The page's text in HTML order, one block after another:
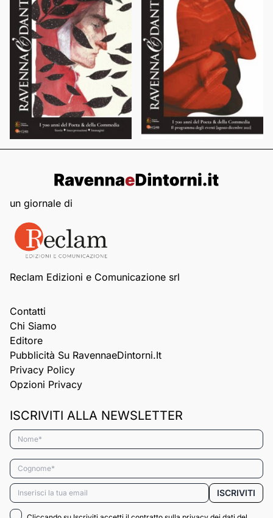
un giornale di
Reclam Edizioni e Comunicazione srl
Contatti
Chi Siamo
Editore
Pubblicità Su RavennaeDintorni.it
Privacy Policy
Opzioni Privacy
ISCRIVITI ALLA NEWSLETTER
Nome*
Cognome*
Email* ISCRIVITI